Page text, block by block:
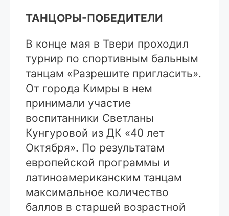
ТАНЦОРЫ-ПОБЕДИТЕЛИ
В конце мая в Твери проходил
турнир по спортивным бальным
танцам «Разрешите пригласить».
От города Кимры в нем
принимали участие
воспитанники Светланы
Кунгуровой из ДК «40 лет
Октября». По результатам
европейской программы и
латиноамериканским танцам
максимальное количество
баллов в старшей возрастной